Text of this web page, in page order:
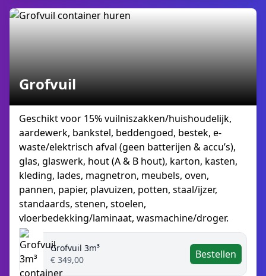
Grofvuil
Geschikt voor 15% vuilniszakken/huishoudelijk,
aardewerk, bankstel, beddengoed, bestek, e-
waste/elektrisch afval (geen batterijen & accu’s),
glas, glaswerk, hout (A & B hout), karton, kasten,
kleding, lades, magnetron, meubels, oven,
pannen, papier, plavuizen, potten, staal/ijzer,
standaards, stenen, stoelen,
vloerbedekking/laminaat, wasmachine/droger.
Grofvuil 3m³
€ 349,00
Bestellen